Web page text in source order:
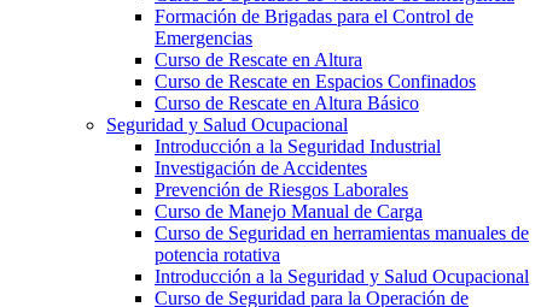
Formación de Brigadas para el Control de
Emergencias
Curso de Rescate en Altura
Curso de Rescate en Espacios Confinados
Curso de Rescate en Altura Básico
Seguridad y Salud Ocupacional
Introducción a la Seguridad Industrial
Investigación de Accidentes
Prevención de Riesgos Laborales
Curso de Manejo Manual de Carga
Curso de Seguridad en herramientas manuales de
potencia rotativa
Introducción a la Seguridad y Salud Ocupacional
Curso de Seguridad para la Operación de